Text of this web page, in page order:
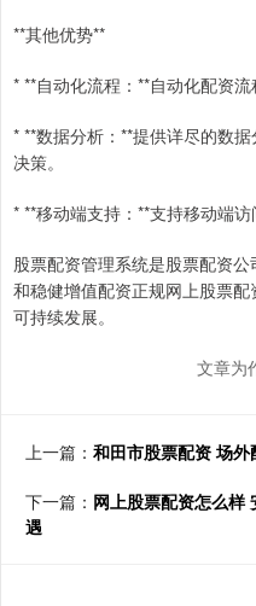
**其他优势**
* **自动化流程：**自动化配资
* **数据分析：**提供详尽的数
决策。
* **移动端支持：**支持移动端
股票配资管理系统是股票配资
和稳健增值配资正规网上股票
可持续发展。
文章为
上一篇： 和田市股票配资 场
下一篇： 网上股票配资怎么样
遇